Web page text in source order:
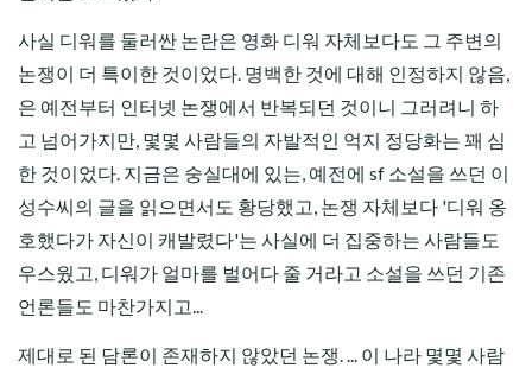
사실 디워를 둘러싼 논란은 영화 디워 자체보다도 그 주변의
논쟁이 더 특이한 것이었다. 명백한 것에 대해 인정하지 않음,
은 예전부터 인터넷 논쟁에서 반복되던 것이니 그러려니 하
고 넘어가지만, 몇몇 사람들의 자발적인 억지 정당화는 꽤 심
한 것이었다. 지금은 숭실대에 있는, 예전에 sf 소설을 쓰던 이
성수씨의 글을 읽으면서도 황당했고, 논쟁 자체보다 '디워 옹
호했다가 자신이 캐발렸다'는 사실에 더 집중하는 사람들도
우스웠고, 디워가 얼마를 벌어다 줄 거라고 소설을 쓰던 기존
언론들도 마찬가지고...
제대로 된 담론이 존재하지 않았던 논쟁. ... 이 나라 몇몇 사람